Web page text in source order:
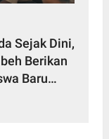
Sejak Dini,
Berikan
Baru